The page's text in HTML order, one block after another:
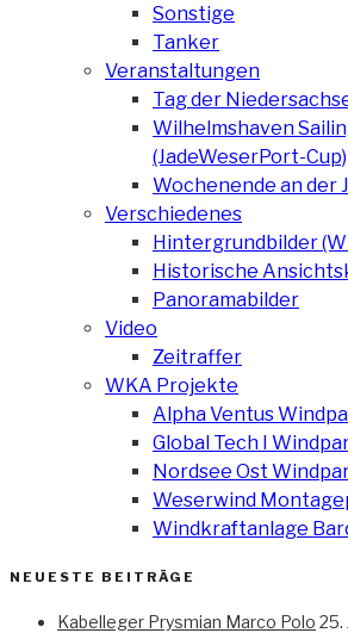
Sonstige
Tanker
Veranstaltungen
Tag der
Wilhelmshaven
(JadeWeserPort-Cup)
Wochenende an der
Verschiedenes
Hintergrundbilder
Historische
Panoramabilder
Video
Zeitraffer
WKA Projekte
Alpha Ventus
Global Tech I
Nordsee Ost
Weserwind
Windkraftanlage
NEUESTE BEITRÄGE
Kabelleger Prysmian Marco Polo 25.